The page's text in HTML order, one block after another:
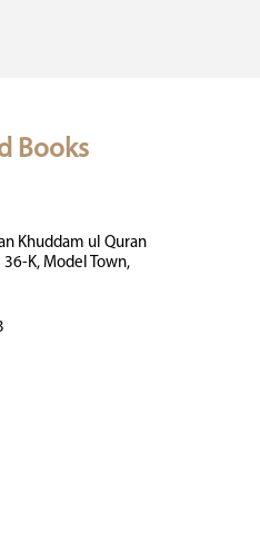
Books
Khuddam ul Quran
K, Model Town,